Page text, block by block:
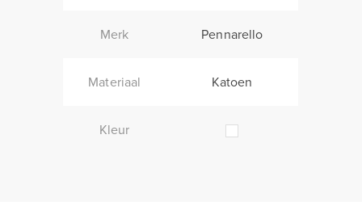
Merk Pennarello
Materiaal Katoen
Kleur